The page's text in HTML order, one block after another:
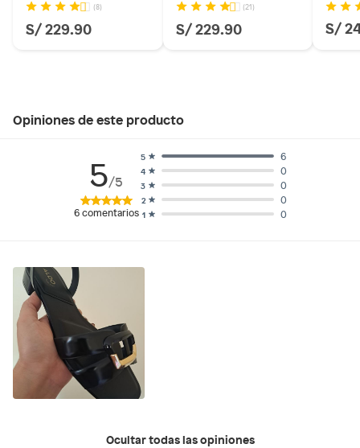
(8)
S/ 229.90
(21)
S/ 229.90 S/
Opiniones de este producto
5/5
6 comentarios 1 0
2 0
3 0
4 0
5 6
Ocultar todas las opiniones